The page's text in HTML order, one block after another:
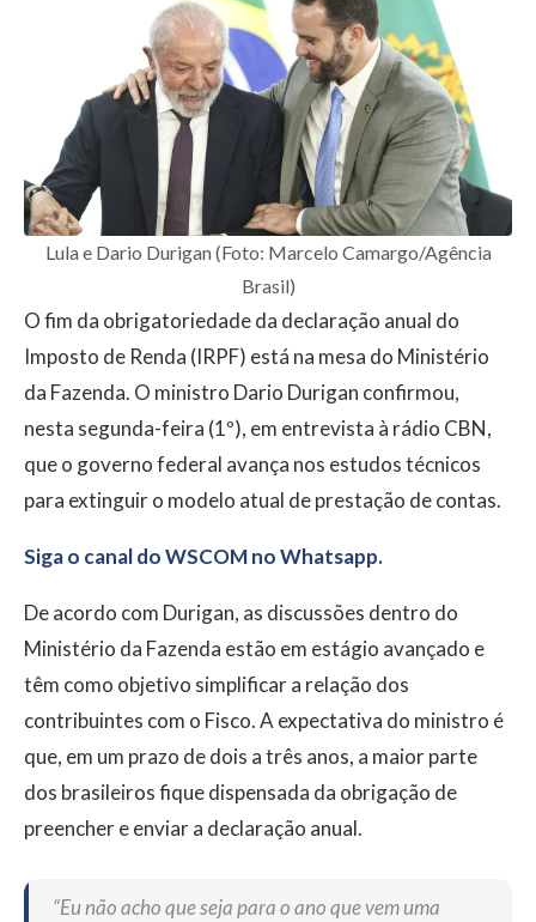
Lula e Dario Durigan (Foto: Marcelo Camargo/Agência
Brasil)
O fim da obrigatoriedade da declaração anual do
Imposto de Renda (IRPF) está na mesa do Ministério
da Fazenda. O ministro Dario Durigan confirmou,
nesta segunda-feira (1º), em entrevista à rádio CBN,
que o governo federal avança nos estudos técnicos
para extinguir o modelo atual de prestação de contas.
Siga o canal do WSCOM no Whatsapp.
De acordo com Durigan, as discussões dentro do
Ministério da Fazenda estão em estágio avançado e
têm como objetivo simplificar a relação dos
contribuintes com o Fisco. A expectativa do ministro é
que, em um prazo de dois a três anos, a maior parte
dos brasileiros fique dispensada da obrigação de
preencher e enviar a declaração anual.
“Eu não acho que seja para o ano que vem uma